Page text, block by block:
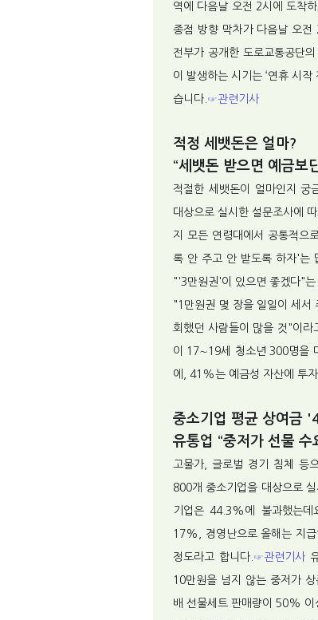
역에 다음날 오전 2시에 도착
종점 방향 막차가 다음날 오전
전부가 공개한 도로교통공단
이 발생하는 시기는 ‘연휴 시작
습니다. ☞관련기사
적정 세뱃돈은 얼마?
“세뱃돈 받으면 예금보
적절한 세뱃돈이 얼마인지 궁
대상으로 실시한 설문조사에
지 모든 연령대에서 공통적으
록 안 주고 안 받도록 하자'는
"'3만원권'이 있으면 좋겠다"
"1만원권 몇 장을 일일이 세서
회했던 사람들이 많을 것"이라
이 17∼19세 청소년 300명을
에, 41%는 예금성 자산에 투
중소기업 평균 상여금
유통업 “중저가 선물 수
고물가, 글로벌 경기 침체 등
800개 중소기업을 대상으로
기업은 44.3%에 불과했는
17%, 경영난으로 올해는 지
정도라고 합니다. ☞관련기사유
10만원을 넘지 않는 중저가
배 선물세트 판매량이 50% 이